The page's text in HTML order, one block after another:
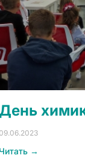
09.06.2023
Читать →